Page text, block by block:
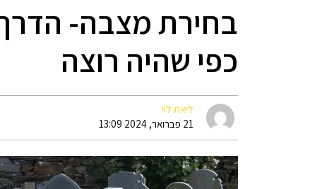
בחירת מצבה-
כפי שהיה רוצה
ליאת לוי
21 פברואר, 2024 13:09